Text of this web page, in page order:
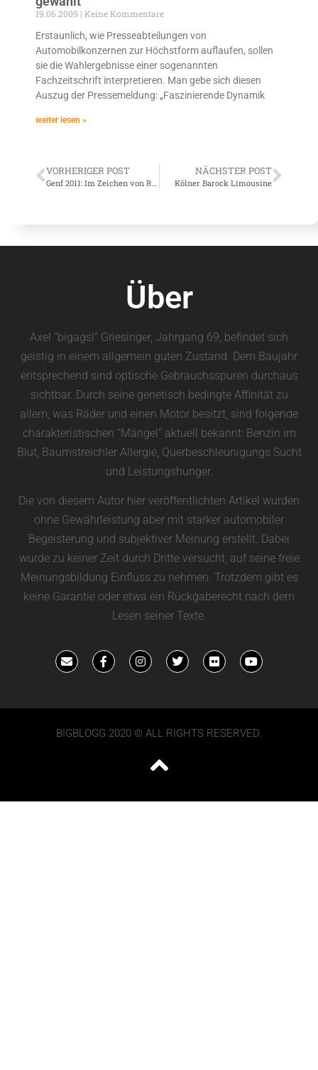
19.06.2009
Keine Kommentare
Erstaunlich, wie Presseabteilungen von
Automobilkonzernen zur Höchstform auflaufen, sollen
sie die Wahlergebnisse einer sogenannten
Fachzeitschrift interpretieren. Man gebe sich diesen
Auszug der Pressemeldung: „Faszinierende Dynamik
weiter lesen »
VORHERIGER POST NÄCHSTER POST
Kölner Barock Limousine
Über
Axel “bigagsl” Griesinger, Jahrgang 69, befindet sich
geistig in einem allgemein guten Zustand. Dem Baujahr
entsprechend sind optische Gebrauchsspuren durchaus
sichtbar. Durch seine genetisch bedingte Affinität zu
allem, was Räder und einen Motor besitzt, sind folgende
charakteristischen “Mängel” aktuell bekannt: Benzin im
Blut, Baumstreichler Allergie, Querbeschleunigungs Sucht
und Leistungshunger.
Die von diesem Autor hier veröffentlichten Artikel wurden
ohne Gewährleistung aber mit starker automobiler
Begeisterung und subjektiver Meinung erstellt. Dabei
wurde zu keiner Zeit durch Dritte versucht, auf seine freie
Meinungsbildung Einfluss zu nehmen. Trotzdem gibt es
keine Garantie oder etwa ein Rückgaberecht nach dem
Lesen seiner Texte.
BIGBLOGG 2020 © ALL RIGHTS RESERVED.